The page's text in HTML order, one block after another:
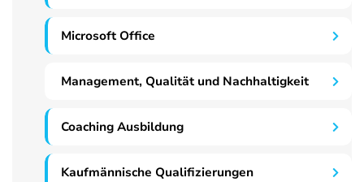
Microsoft Office
Management, Qualität und Nachhaltigkeit
Coaching Ausbildung
Kaufmännische Qualifizierungen